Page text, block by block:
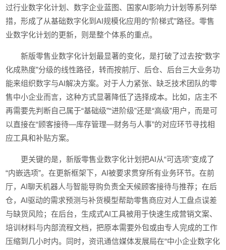
过行业数字化计划、数字企业蓝图、国家AI影响力计划等系列举
措，形成了从基础数字化到AI规模化应用的“阶梯式”路径。零售
业数字化计划的更新，则是整个体系的重点。
新版零售业数字化计划最显著的变化，是打破了过去按“数字
化成熟度”分级的线性路径，转而按前厅、后仓、后台三大业务功
能来组织数字与AI解决方案。对于人力紧张、缺乏技术团队的零
售中小企业而言，这种方式显著降低了选择成本。比如，店主不
再需要先判断自己属于“基础级”“进阶级”还是“高级”用户，而是可
以直接在“顾客接待—库存管理—财务与人事”的对应环节寻找相
应工具和补贴方案。
更关键的是，新版零售业数字化计划把AI从“可选项”变成了
“内嵌选项”。在更新框架下，AI被要求贯穿所有业务环节。在前
厅，AI聊天机器人与智能导购负责全天候顾客接待与推荐；在后
仓，AI驱动的需求预测与补货模型帮助零售商应对人工盘点误差
与缺货风险；在后台，生成式AI工具被用于快速生成营销文案、
培训材料与内部流程文档，把原本需要外包或由专人完成的工作
压缩到几小时内。同时，资讯通信媒体发展局在“中小企业数字化